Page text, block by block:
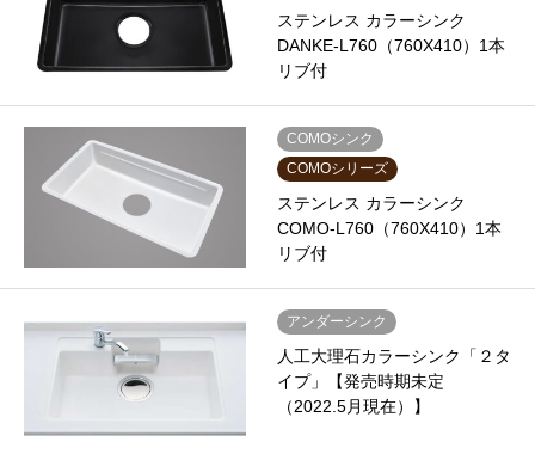
ステンレス カラーシンク
DANKE-L760（760X410）1本
リブ付
COMOシンク
COMOシリーズ
ステンレス カラーシンク
COMO-L760（760X410）1本
リブ付
アンダーシンク
人工大理石カラーシンク「２タ
イプ」【発売時期未定
（2022.5月現在）】